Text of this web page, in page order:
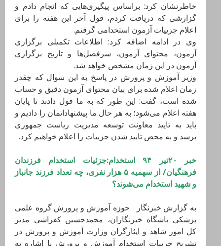
خاطرنشان کرد: براساس پیگیری‌هایی که انجام دادم و
گزارشی که دریافت کردم، قول آخر این هفته را برای
اعلام جزییات آزمون استخدامی گرفتم.
وی در ادامه اضافه کرد: اطلاعات تکمیلی برگزاری
آزمون، محتوای آزمون، سرفصل‌ها و تاریخ برگزاری
آزمون در این زمان مشخص خواهد شد.
وزیر آموزش و پرورش در پاسخ به این سوال که چقدر
زمان اعلام شده برای بیان محتوای آزمون دقیق و حساب
شده است، گفت: این طور که به ما قول دادند تا پایان
هفته اعلام می‌شود؛ به هر حال ما پیشنهاداتمان را دادیم و
باید به تایید معاونت توسعه مدیریت ریاست جمهوری
برسد و به محض تایید شدن جزییات را اعلام خواهیم کرد.
خبر ۲۰تیر ۹۴ استخدام:جزئیات استخدام فرزندان
فرهنگیان/ از سهمیه ۵ هزار نفری، چه تعداد فرزند جانباز
و شهید استخدام می‌شوند؟
به گزارش خبرنگار حوزه آموزش و پرورش گروه علمی
پزشکی باشگاه خبرنگاران، محمدحسین کفراشی مدیر
کل امور شاهد و ایثارگران وزارت آموزش و پرورش در
تشریح جزییات استخدام آموزش و پرورش با اشاره به